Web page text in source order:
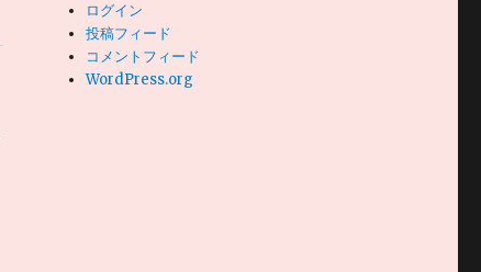
ログイン
投稿フィード
コメントフィード
WordPress.org